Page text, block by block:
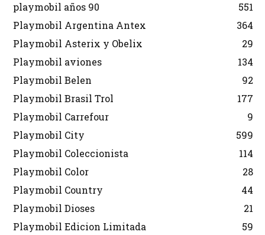
playmobil años 90
551
Playmobil Argentina Antex
364
Playmobil Asterix y Obelix
29
Playmobil aviones
134
Playmobil Belen
92
Playmobil Brasil Trol
177
Playmobil Carrefour
9
Playmobil City
599
Playmobil Coleccionista
114
Playmobil Color
28
Playmobil Country
44
Playmobil Dioses
21
Playmobil Edicion Limitada
59